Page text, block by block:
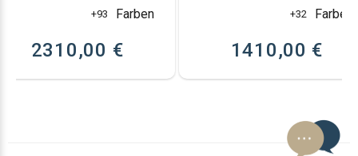
+93 Farben
2310,00 €
+32 Farben
1410,00 €